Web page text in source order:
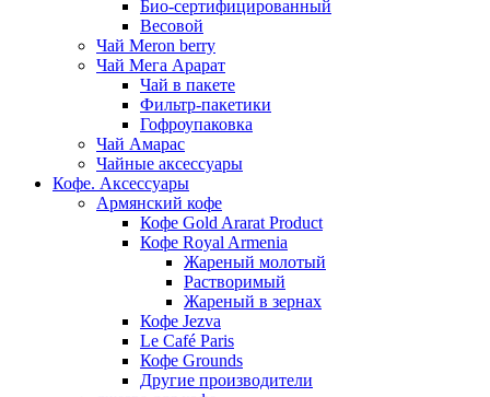
Био-сертифицированный
Весовой
Чай Meron berry
Чай Мега Арарат
Чай в пакете
Фильтр-пакетики
Гофроупаковка
Чай Амарас
Чайные аксессуары
Кофе. Аксессуары
Армянский кофе
Кофе Gold Ararat Product
Кофе Royal Armenia
Жареный молотый
Растворимый
Жареный в зернах
Кофе Jezva
Le Café Paris
Кофе Grounds
Другие производители